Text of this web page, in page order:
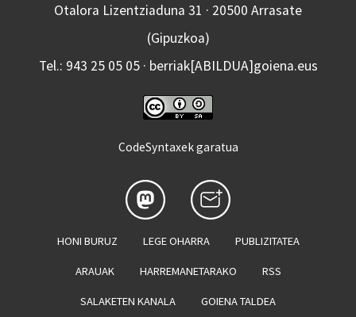
Otalora Lizentziaduna 31 · 20500 Arrasate
(Gipuzkoa)
Tel.: 943 25 05 05 · berriak[ABILDUA]goiena.eus
CodeSyntaxek garatua
HONI BURUZ LEGE OHARRA PUBLIZITATEA
ARAUAK HARREMANETARAKO RSS
SALAKETEN KANALA GOIENA TALDEA